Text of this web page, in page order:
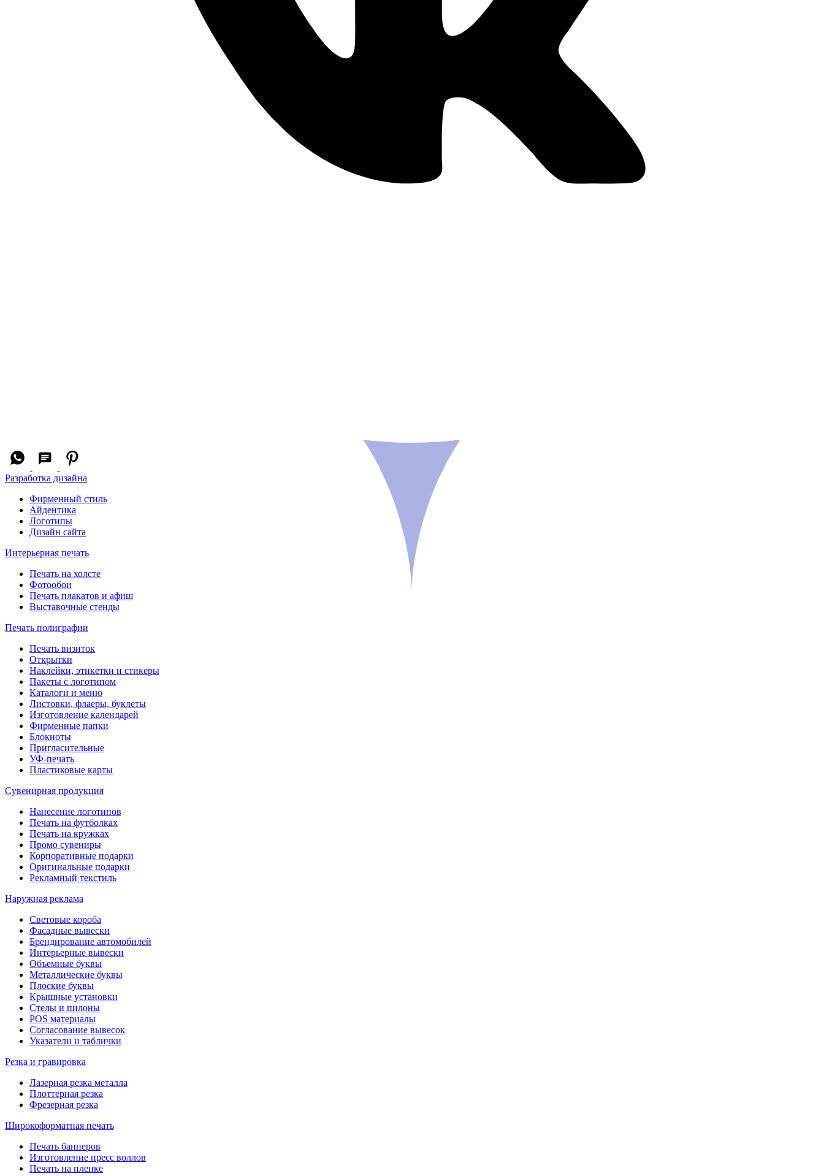
Разработка дизайна
Фирменный стиль
Айдентика
Логотипы
Дизайн сайта
Интерьерная печать
Печать на холсте
Фотообои
Печать плакатов и афиш
Выставочные стенды
Печать полиграфии
Печать визиток
Открытки
Наклейки, этикетки и стикеры
Пакеты с логотипом
Каталоги и меню
Листовки, флаеры, буклеты
Изготовление календарей
Фирменные папки
Блокноты
Пригласительные
УФ-печать
Пластиковые карты
Сувенирная продукция
Нанесение логотипов
Печать на футболках
Печать на кружках
Промо сувениры
Корпоративные подарки
Оригинальные подарки
Рекламный текстиль
Наружная реклама
Световые короба
Фасадные вывески
Брендирование автомобилей
Интерьерные вывески
Объемные буквы
Металлические буквы
Плоские буквы
Крышные установки
Стелы и пилоны
POS материалы
Согласование вывесок
Указатели и таблички
Резка и гравировка
Лазерная резка металла
Плоттерная резка
Фрезерная резка
Широкоформатная печать
Печать баннеров
Изготовление пресс воллов
Печать на пленке